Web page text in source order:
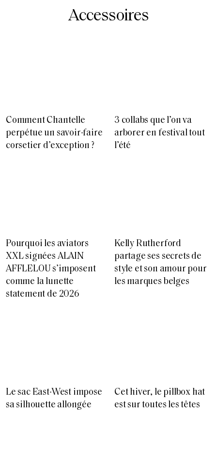
Accessoires
Comment Chantelle
perpétue un savoir-faire
corsetier d’exception ?
3 collabs que l’on va
arborer en festival tout
l’été
Pourquoi les aviators
XXL signées ALAIN
AFFLELOU s’imposent
comme la lunette
statement de 2026
Kelly Rutherford
partage ses secrets de
style et son amour pour
les marques belges
Le sac East-West impose
sa silhouette allongée
Cet hiver, le pillbox hat
est sur toutes les têtes